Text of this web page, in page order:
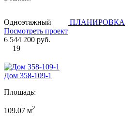
Одноэтажный
ПЛАНИРОВКА
Посмотреть проект
6 544 200 руб.
19
Дом 358-109-1
Площадь:
109.07 м2